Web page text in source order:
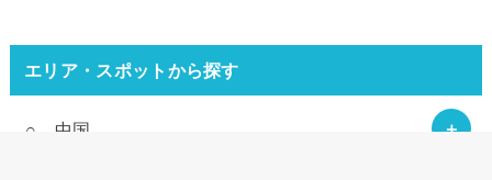
エリア・スポットから探す
○ 中国